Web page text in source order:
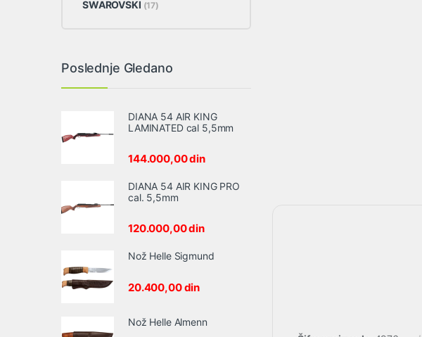
SWAROVSKI (17)
Poslednje Gledano
DIANA 54 AIR KING
LAMINATED cal 5,5mm
144.000,00din
DIANA 54 AIR KING PRO
cal. 5,5mm
120.000,00din
Nož Helle Sigmund
20.400,00din
Nož Helle Almenn